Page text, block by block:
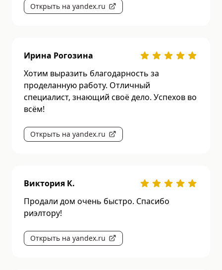
Открыть на yandex.ru
Ирина Рогозина
Хотим выразить благодарность за
проделанную работу. Отличный
специалист, знающий своё дело. Успехов во
всём!
Открыть на yandex.ru
Виктория К.
Продали дом очень быстро. Спасибо
риэлтору!
Открыть на yandex.ru